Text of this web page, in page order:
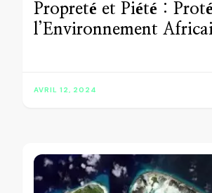
Propreté et Piété :
l’Environnement
AVRIL 12, 2024